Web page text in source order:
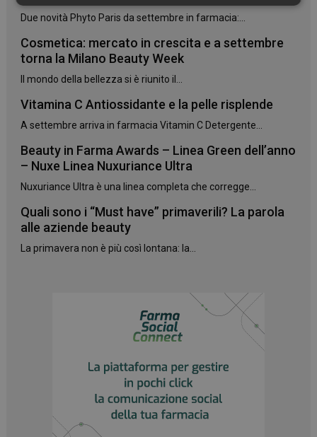
Due novità Phyto Paris da settembre in farmacia:...
Cosmetica: mercato in crescita e a settembre
torna la Milano Beauty Week
Il mondo della bellezza si è riunito il...
Vitamina C Antiossidante e la pelle risplende
A settembre arriva in farmacia Vitamin C Detergente...
Beauty in Farma Awards – Linea Green dell’anno
– Nuxe Linea Nuxuriance Ultra
Nuxuriance Ultra è una linea completa che corregge...
Quali sono i “Must have” primaverili? La parola
alle aziende beauty
La primavera non è più così lontana: la...
Necessari
Necessari
I cookie necessari contribuiscono a rendere fruibile il
sito web abilitandone funzionalità di base quali la
navigazione sulle pagine e l'accesso alle aree
protette del sito. Il sito web non è in grado di
PHPSESSID
PHP.net
Sessione